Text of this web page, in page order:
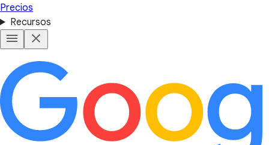
Precios
Recursos